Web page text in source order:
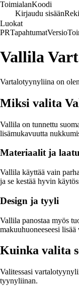
ToimialanKoodi
Kirjaudu sisään
Luokat
PRTapahtumatVersio
Vallila
Vartalotyynyliina on
Miksi valita
Vallila on tunnettu
lisämukavuutta
Materiaalit ja laatu
Vallila käyttää vain
ja se kestää hyvin
Design ja tyyli
Vallila panostaa myös
makuuhuoneeseesi
Kuinka valita
Valitessasi
tyynyliinan.